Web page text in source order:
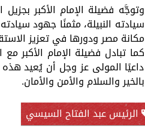
وتوجَّه فضيلة الإمام الأكبر
سيادته النبيلة، مثمنًا جهود
مكانة مصر ودورها في تعزيز
كما تبادل فضيلة الإمام الأكبر
داعيًا المولى عز وجل أن يُعيد هذه
بالخير والسلام والأمن والأمان.
الرئيس عبد الفتاح السيسي